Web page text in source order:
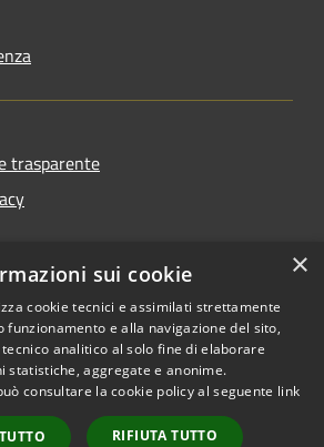
trasparente
Copyright © 2026 • Comune di
Municipium• Accesso
×
sui cookie
cookie tecnici e assimilati strettamente
funzionamento e alla navigazione del sito,
analitico al solo fine di elaborare
statistiche, aggregate e anonime.
consultare la cookie policy al seguente link
RIFIUTA TUTTO